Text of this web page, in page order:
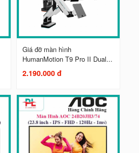
Giá đỡ màn hình
HumanMotion T9 Pro II Dual...
2.190.000 đ